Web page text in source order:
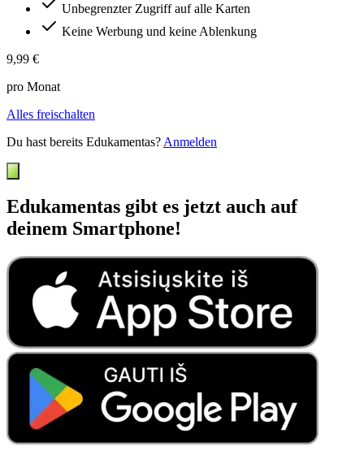
Unbegrenzter Zugriff auf alle Karten
Keine Werbung und keine Ablenkung
9,99 €
pro Monat
Alles freischalten
Du hast bereits Edukamentas? Anmelden
Edukamentas gibt es jetzt auch auf
deinem Smartphone!